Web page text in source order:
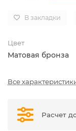
В закладки
Цвет
Матовая бронза
Все
Расчет